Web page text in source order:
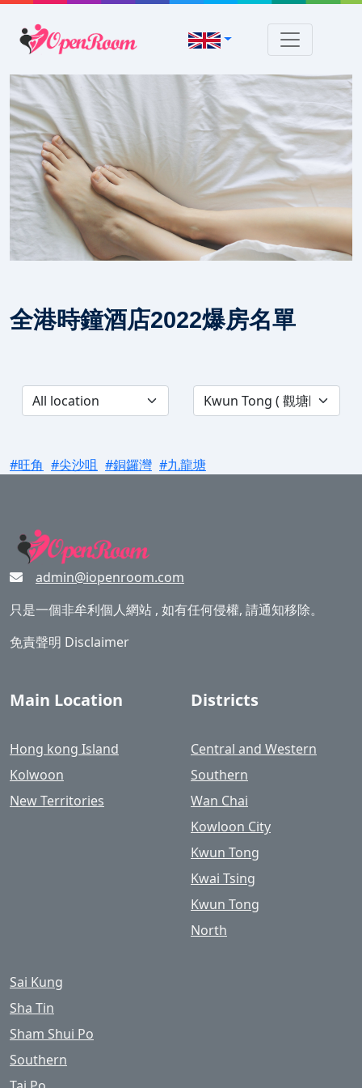
全港時鐘酒店2022爆房名單
#旺角 #尖沙咀 #銅鑼灣 #九龍塘
admin@iopenroom.com
只是一個非牟利個人網站 , 如有任何侵權, 請通知移除。
免責聲明 Disclaimer
Main Location
Hong kong Island
Kolwoon
New Territories
Districts
Central and Western
Southern
Wan Chai
Kowloon City
Kwun Tong
Kwai Tsing
Kwun Tong
North
Sai Kung
Sha Tin
Sham Shui Po
Southern